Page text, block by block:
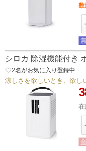
数
シロカ 除湿機能付き
favorite_border2名がお気に入り登録中
涼しさを欲しいとき、欲し